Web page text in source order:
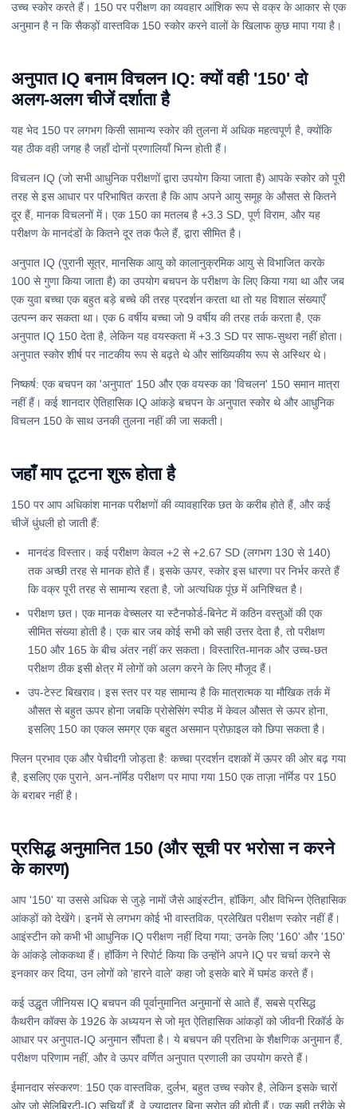
उच्च स्कोर करते हैं। 150 पर परीक्षण का व्यवहार आंशिक रूप से वक्र के आकार से एक
अनुमान है न कि सैकड़ों वास्तविक 150 स्कोर करने वालों के खिलाफ कुछ मापा गया है।
अनुपात IQ बनाम विचलन IQ: क्यों वही '150' दो
अलग-अलग चीजें दर्शाता है
यह भेद 150 पर लगभग किसी सामान्य स्कोर की तुलना में अधिक महत्वपूर्ण है, क्योंकि
यह ठीक वही जगह है जहाँ दोनों प्रणालियाँ भिन्न होती हैं।
विचलन IQ (जो सभी आधुनिक परीक्षणों द्वारा उपयोग किया जाता है) आपके स्कोर को पूरी
तरह से इस आधार पर परिभाषित करता है कि आप अपने आयु समूह के औसत से कितने
दूर हैं, मानक विचलनों में। एक 150 का मतलब है +3.3 SD, पूर्ण विराम, और यह
परीक्षण के मानदंडों के कितने दूर तक फैले हैं, द्वारा सीमित है।
अनुपात IQ (पुरानी सूत्र, मानसिक आयु को कालानुक्रमिक आयु से विभाजित करके
100 से गुणा किया जाता है) का उपयोग बचपन के परीक्षण के लिए किया गया था और जब
एक युवा बच्चा एक बहुत बड़े बच्चे की तरह प्रदर्शन करता था तो यह विशाल संख्याएँ
उत्पन्न कर सकता था। एक 6 वर्षीय बच्चा जो 9 वर्षीय की तरह तर्क करता है, एक
अनुपात IQ 150 देता है, लेकिन यह वयस्कता में +3.3 SD पर साफ-सुथरा नहीं होता।
अनुपात स्कोर शीर्ष पर नाटकीय रूप से बढ़ते थे और सांख्यिकीय रूप से अस्थिर थे।
निष्कर्ष: एक बचपन का 'अनुपात' 150 और एक वयस्क का 'विचलन' 150 समान मात्रा
नहीं हैं। कई शानदार ऐतिहासिक IQ आंकड़े बचपन के अनुपात स्कोर थे और आधुनिक
विचलन 150 के साथ उनकी तुलना नहीं की जा सकती।
जहाँ माप टूटना शुरू होता है
150 पर आप अधिकांश मानक परीक्षणों की व्यावहारिक छत के करीब होते हैं, और कई
चीजें धुंधली हो जाती हैं:
मानदंड विस्तार। कई परीक्षण केवल +2 से +2.67 SD (लगभग 130 से 140)
तक अच्छी तरह से मानक होते हैं। इसके ऊपर, स्कोर इस धारणा पर निर्भर करते हैं
कि वक्र पूरी तरह से सामान्य रहता है, जो अत्यधिक पूंछ में अनिश्चित है।
परीक्षण छत। एक मानक वेच्सलर या स्टैनफोर्ड-बिनेट में कठिन वस्तुओं की एक
सीमित संख्या होती है। एक बार जब कोई सभी को सही उत्तर देता है, तो परीक्षण
150 और 165 के बीच अंतर नहीं कर सकता। विस्तारित-मानक और उच्च-छत
परीक्षण ठीक इसी क्षेत्र में लोगों को अलग करने के लिए मौजूद हैं।
उप-टेस्ट बिखराव। इस स्तर पर यह सामान्य है कि मात्रात्मक या मौखिक तर्क में
औसत से बहुत ऊपर होना जबकि प्रोसेसिंग स्पीड में केवल औसत से ऊपर होना,
इसलिए 150 का एकल समग्र एक बहुत असमान प्रोफ़ाइल को छिपा सकता है।
फ्लिन प्रभाव एक और पेचीदगी जोड़ता है: कच्चा प्रदर्शन दशकों में ऊपर की ओर बढ़ गया
है, इसलिए एक पुराने, अन-नॉर्मेड परीक्षण पर मापा गया 150 एक ताज़ा नॉर्मेड पर 150
के बराबर नहीं है।
प्रसिद्ध अनुमानित 150 (और सूची पर भरोसा न करने
के कारण)
आप '150' या उससे अधिक से जुड़े नामों जैसे आइंस्टीन, हॉकिंग, और विभिन्न ऐतिहासिक
आंकड़ों को देखेंगे। इनमें से लगभग कोई भी वास्तविक, प्रलेखित परीक्षण स्कोर नहीं हैं।
आइंस्टीन को कभी भी आधुनिक IQ परीक्षण नहीं दिया गया; उनके लिए '160' और '150'
के आंकड़े लोककथा हैं। हॉकिंग ने रिपोर्ट किया कि उन्होंने अपने IQ पर चर्चा करने से
इनकार कर दिया, उन लोगों को 'हारने वाले' कहा जो इसके बारे में घमंड करते हैं।
कई उद्धृत जीनियस IQ बचपन की पूर्वानुमानित अनुमानों से आते हैं, सबसे प्रसिद्ध
कैथरीन कॉक्स के 1926 के अध्ययन से जो मृत ऐतिहासिक आंकड़ों को जीवनी रिकॉर्ड के
आधार पर अनुपात-IQ अनुमान सौंपता है। ये बचपन की प्रतिभा के शैक्षणिक अनुमान हैं,
परीक्षण परिणाम नहीं, और वे ऊपर वर्णित अनुपात प्रणाली का उपयोग करते हैं।
ईमानदार संस्करण: 150 एक वास्तविक, दुर्लभ, बहुत उच्च स्कोर है, लेकिन इसके चारों
ओर जो सेलिब्रिटी-IQ सूचियाँ हैं, वे ज्यादातर बिना स्रोत की होती हैं। एक सही तरीके से